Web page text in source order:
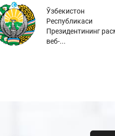
Ўзбекистон
Республикаси
Президентининг
веб-...